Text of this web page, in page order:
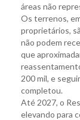
áreas não
Os terrenos,
proprietários,
não podem
que
200 mil, e
completou.
Até 2027, o
elevando para